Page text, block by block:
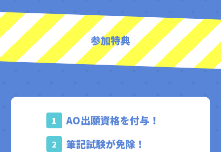
参加特典
1 AO出願資格を付与！
2 筆記試験が免除！